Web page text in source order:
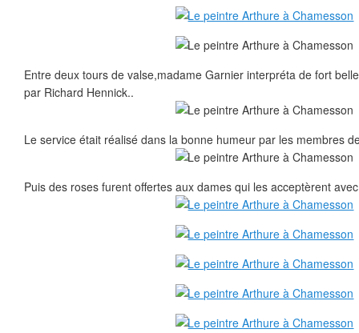
Entre deux tours de valse,madame Garnier interpréta de fort
par Richard Hennick..
Le service était réalisé dans la bonne humeur par les membres
Puis des roses furent offertes aux dames qui les acceptèrent